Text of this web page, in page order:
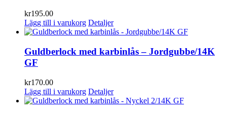
kr195.00
Lägg till i varukorg Detaljer
Guldberlock med karbinlås – Jordgubbe/14K
GF
kr170.00
Lägg till i varukorg Detaljer